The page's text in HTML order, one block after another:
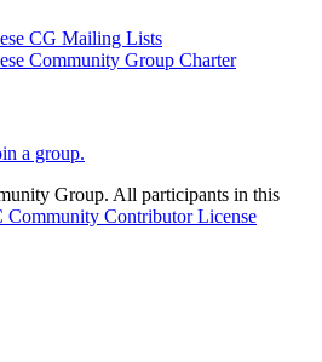
CG Mailing Lists
Community Group Charter
a group.
Group. All participants in this
Community Contributor License